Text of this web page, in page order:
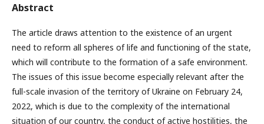
Abstract
The article draws attention to the existence of an urgent
need to reform all spheres of life and functioning of the state,
which will contribute to the formation of a safe environment.
The issues of this issue become especially relevant after the
full-scale invasion of the territory of Ukraine on February 24,
2022, which is due to the complexity of the international
situation of our country, the conduct of active hostilities, the